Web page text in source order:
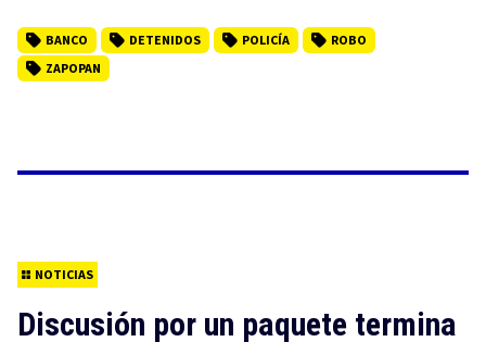
BANCO DETENIDOS POLICÍA
ROBO
ZAPOPAN
NOTICIAS
Discusión por un paquete termina